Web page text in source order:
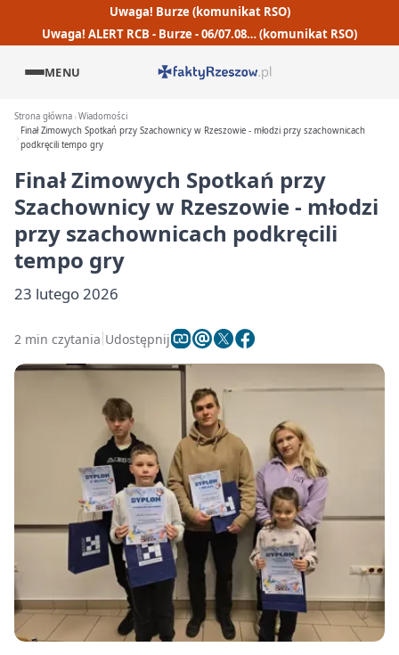
Uwaga! Burze (komunikat RSO)
Uwaga! ALERT RCB - Burze - 06/07.08… (komunikat RSO)
MENU
Strona główna Wiadomości
Finał Zimowych Spotkań przy Szachownicy w Rzeszowie - młodzi przy szachownicach
podkręcili tempo gry
Finał Zimowych Spotkań przy
Szachownicy w Rzeszowie - młodzi
przy szachownicach podkręcili
tempo gry
23 lutego 2026
2 min czytania Udostępnij